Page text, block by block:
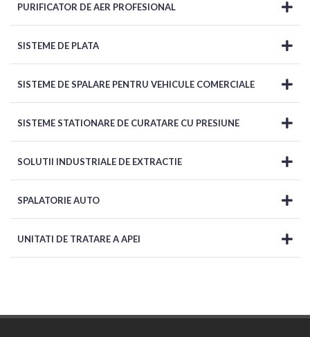
PURIFICATOR DE AER PROFESIONAL
SISTEME DE PLATA
SISTEME DE SPALARE PENTRU VEHICULE COMERCIALE
SISTEME STATIONARE DE CURATARE CU PRESIUNE
SOLUTII INDUSTRIALE DE EXTRACTIE
SPALATORIE AUTO
UNITATI DE TRATARE A APEI